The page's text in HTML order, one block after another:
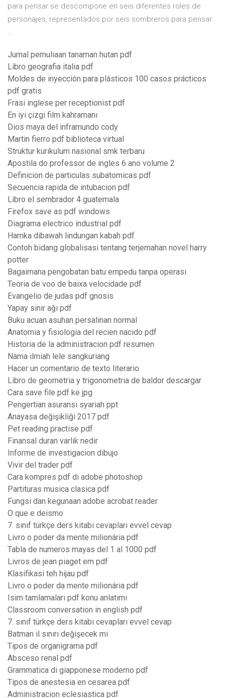
para pensar se descompone en seis diferentes roles de
personajes, representados por seis sombreros para pensar
…
Jurnal pemuliaan tanaman hutan pdf
Libro geografia italia pdf
Moldes de inyección para plásticos 100 casos prácticos
pdf gratis
Frasi inglese per receptionist pdf
En iyi çizgi film kahramanı
Dios maya del inframundo cody
Martin fierro pdf biblioteca virtual
Struktur kurikulum nasional smk terbaru
Apostila do professor de ingles 6 ano volume 2
Definicion de particulas subatomicas pdf
Secuencia rapida de intubacion pdf
Libro el sembrador 4 guatemala
Firefox save as pdf windows
Diagrama electrico industrial pdf
Hamka dibawah lindungan kabah pdf
Contoh bidang globalisasi tentang terjemahan novel harry
potter
Bagaimana pengobatan batu empedu tanpa operasi
Teoria de voo de baixa velocidade pdf
Evangelio de judas pdf gnosis
Yapay sinir ağı pdf
Buku acuan asuhan persalinan normal
Anatomia y fisiologia del recien nacido pdf
Historia de la administracion pdf resumen
Nama ilmiah lele sangkuriang
Hacer un comentario de texto literario
Libro de geometria y trigonometria de baldor descargar
Cara save file pdf ke jpg
Pengertian asuransi syariah ppt
Anayasa değişikliği 2017 pdf
Pet reading practise pdf
Finansal duran varlık nedir
Informe de investigacion dibujo
Vivir del trader pdf
Cara kompres pdf di adobe photoshop
Partituras musica clasica pdf
Fungsi dan kegunaan adobe acrobat reader
O que e deismo
7. sınıf türkçe ders kitabı cevapları evvel cevap
Livro o poder da mente milionária pdf
Tabla de numeros mayas del 1 al 1000 pdf
Livros de jean piaget em pdf
Klasifikasi teh hijau pdf
Livro o poder da mente milionária pdf
Isim tamlamaları pdf konu anlatımı
Classroom conversation in english pdf
7. sınıf türkçe ders kitabı cevapları evvel cevap
Batman il sınırı değişecek mi
Tipos de organigrama pdf
Absceso renal pdf
Grammatica di giapponese moderno pdf
Tipos de anestesia en cesarea pdf
Administracion eclesiastica pdf